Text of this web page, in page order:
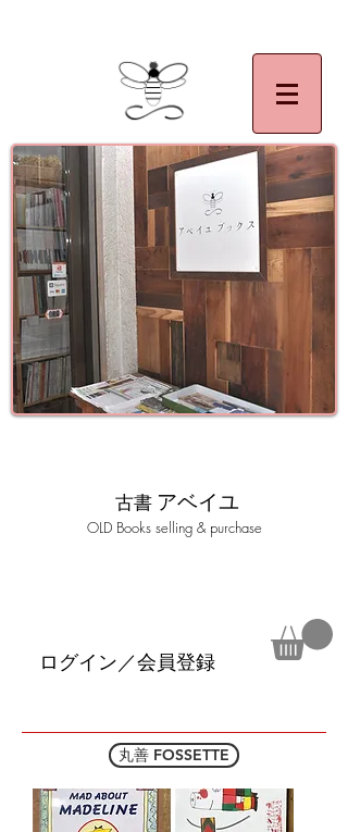
ツ語絵本,フランス語絵本の買い取り大歓迎です。
古書 アベイユ
​OLD Books selling & purchase
ログイン／会員登録
丸善 FOSSETTE